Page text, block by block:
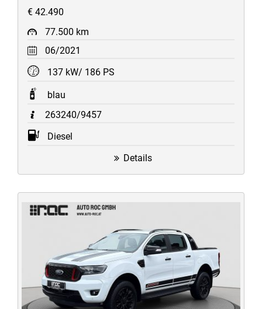
€ 42.490
77.500 km
06/2021
137 kW/ 186 PS
blau
263240/9457
Diesel
Details